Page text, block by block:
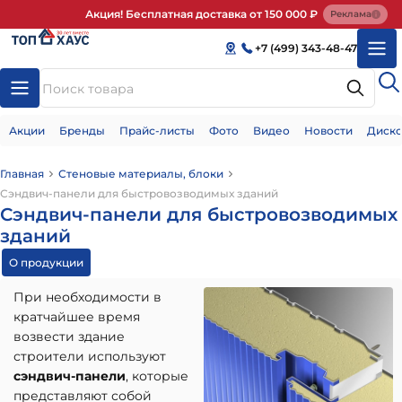
Акция! Бесплатная доставка от 150 000 ₽ Реклама
+7 (499) 343-48-47
Акции Бренды Прайс-листы Фото Видео Новости
Главная
Стеновые материалы, блоки
Сэндвич-панели для быстровозводимых зданий
Сэндвич-панели для быстровозводимых
зданий
О продукции
При необходимости в
кратчайшее время
возвести здание
строители используют
сэндвич-панели, которые
представляют собой